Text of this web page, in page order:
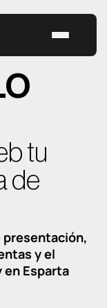
tu
de
presentación,
y el
Esparta